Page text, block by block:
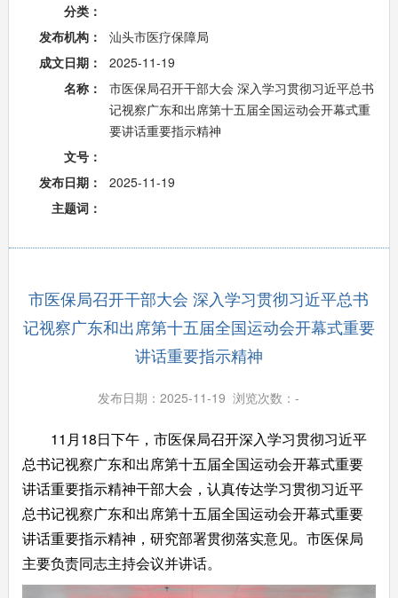
分类：
发布机构：
汕头市医疗保障局
成文日期：
2025-11-19
名称：
市医保局召开干部大会 深入学习贯彻习近平总书
记视察广东和出席第十五届全国运动会开幕式重
要讲话重要指示精神
文号：
发布日期：
2025-11-19
主题词：
市医保局召开干部大会 深入学习贯彻习近平总书
记视察广东和出席第十五届全国运动会开幕式重要
讲话重要指示精神
发布日期：2025-11-19 浏览次数：-
11月18日下午，市医保局召开深入学习贯彻习近平
总书记视察广东和出席第十五届全国运动会开幕式重要
讲话重要指示精神干部大会，认真传达学习贯彻习近平
总书记视察广东和出席第十五届全国运动会开幕式重要
讲话重要指示精神，研究部署贯彻落实意见。市医保局
主要负责同志主持会议并讲话。